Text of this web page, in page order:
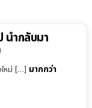
นำกลับมา
ใหม่ […] มากกว่า